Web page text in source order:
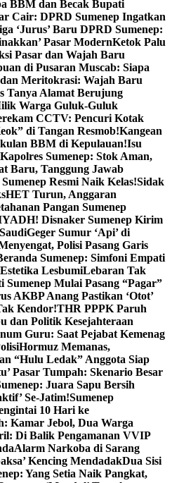
BBM dan Becak Bupati
Cair: DPRD Sumenep Ingatkan
‘Jurus’ Baru DPRD Sumenep:
Pasar ModernKetok Palu
Pasar dan Wajah Baru
di Pusaran Muscab: Siapa
dan Meritokrasi: Wajah Baru
Tanya Alamat Berujung
Warga Guluk-Guluk
CCTV: Pencuri Kotak
di Tangan Resmob!Kangean
BBM di Kepulauan!Isu
Sumenep: Stok Aman,
Baru, Tanggung Jawab
Resmi Naik Kelas!Sidak
HET Turun, Anggaran
Pangan Sumenep
Disnaker Sumenep Kirim
Geger Sumur ‘Api’ di
Polisi Pasang Garis
Sumenep: Simfoni Empati
LesbumiLebaran Tak
Sumenep Mulai Pasang “Pagar”
AKBP Anang Pastikan ‘Otot’
Kendor!THR PPPK Paruh
dan Politik Kesejahteraan
Guru: Saat Pejabat Kemenag
Hormuz Memanas,
“Hulu Ledak” Anggota Siap
Pasar Tumpah: Skenario Besar
Juara Sapu Bersih
Se-Jatim!Sumenep
10 Hari ke
Kamar Jebol, Dua Warga
Di Balik Pengamanan VVIP
Alarm Narkoba di Sarang
Kencing MendadakDua Sisi
Yang Setia Naik Pangkat,